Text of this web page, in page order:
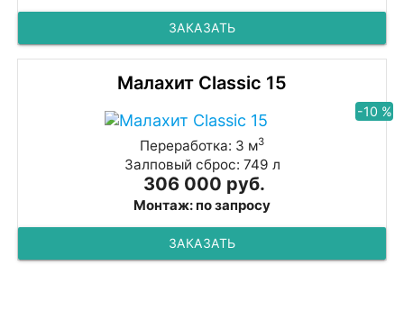
ЗАКАЗАТЬ
Малахит Classic 15
-10 %
Переработка: 3 м3
Залповый сброс: 749 л
306 000 руб.
Монтаж: по запросу
ЗАКАЗАТЬ